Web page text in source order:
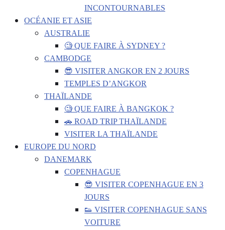
INCONTOURNABLES
OCÉANIE ET ASIE
AUSTRALIE
🧐 QUE FAIRE À SYDNEY ?
CAMBODGE
😎 VISITER ANGKOR EN 2 JOURS
TEMPLES D’ANGKOR
THAÏLANDE
🧐 QUE FAIRE À BANGKOK ?
🚗 ROAD TRIP THAÏLANDE
VISITER LA THAÏLANDE
EUROPE DU NORD
DANEMARK
COPENHAGUE
😎 VISITER COPENHAGUE EN 3
JOURS
👟 VISITER COPENHAGUE SANS
VOITURE